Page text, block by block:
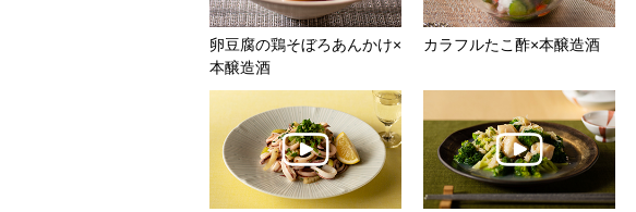
卵豆腐の鶏そぼろあんかけ×
本醸造酒
カラフルたこ酢×本醸造酒